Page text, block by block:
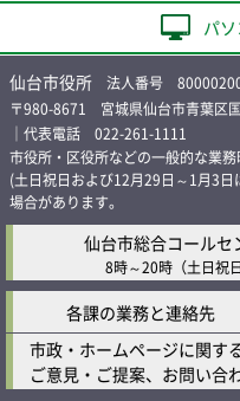
パ
仙台市役所 法人番号
〒980-8671 宮城県仙台市青葉区
｜代表電話 022-261-1111
市役所・区役所などの一般的な業
(土日祝日および12月29日～1月3
場合があります。
仙台市総合コールセ
8時～20時 （土日祝
各課の業務と連絡先
市政・ホームページに関す
ご意見・ご提案、お問い合